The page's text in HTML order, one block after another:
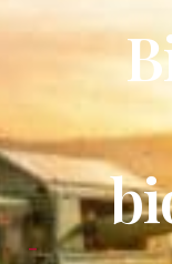
-